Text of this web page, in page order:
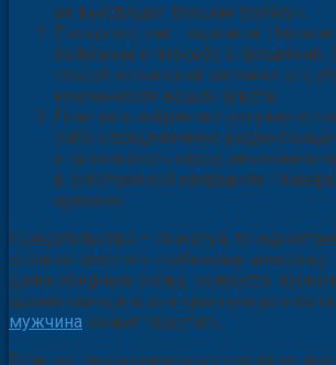
«Катя раскаивается и очень-
её выслушал. Возьми трубку».
Поступите как… мужчина.
балконом и просьбу о прощении.
способ извинений заставит его
искренности ваших чувств.
Если ваш избранник регулярно
либо определённую
и признайтесь перед
в собственной неправоте.
Предательство – пожалуй, то
сложно простить любимому человеку.
даже обидные слова, колкости,
время скандала или приступа ревности,